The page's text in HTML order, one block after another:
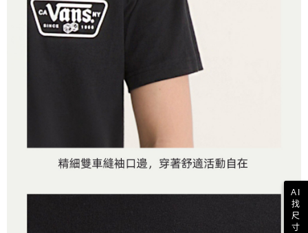
AI
找
尺
寸